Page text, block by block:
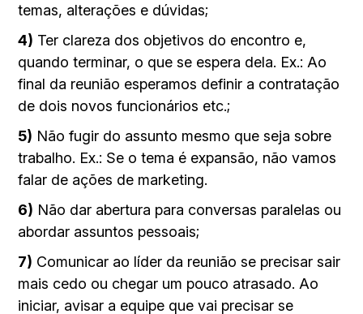
temas, alterações e dúvidas;
4) Ter clareza dos objetivos do encontro e,
quando terminar, o que se espera dela. Ex.: Ao
final da reunião esperamos definir a contratação
de dois novos funcionários etc.;
5) Não fugir do assunto mesmo que seja sobre
trabalho. Ex.: Se o tema é expansão, não vamos
falar de ações de marketing.
6) Não dar abertura para conversas paralelas ou
abordar assuntos pessoais;
7) Comunicar ao líder da reunião se precisar sair
mais cedo ou chegar um pouco atrasado. Ao
iniciar, avisar a equipe que vai precisar se